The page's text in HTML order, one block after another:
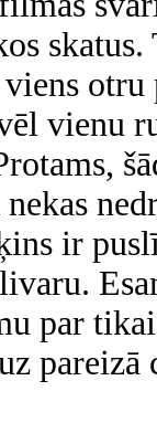
skatus.
viens
vienu
ir
par